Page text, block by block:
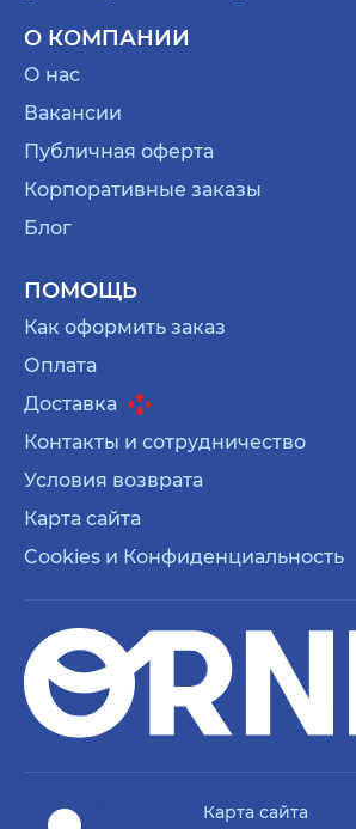
О КОМПАНИИ
О нас
Вакансии
Публичная оферта
Корпоративные заказы
Блог
ПОМОЩЬ
Как оформить заказ
Оплата
Доставка
Контакты и сотрудничество
Условия возврата
Карта сайта
Cookies и Конфиденциальность
Карта сайта